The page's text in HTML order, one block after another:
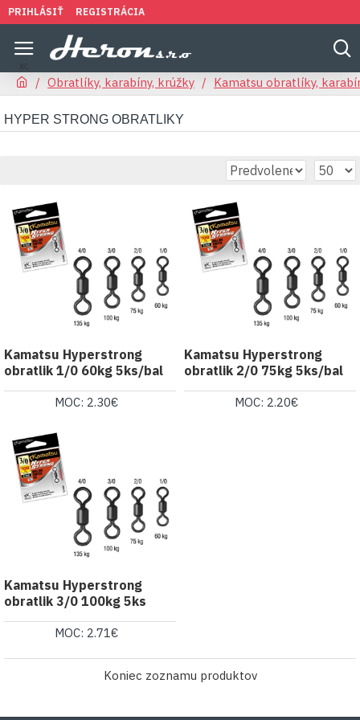
PRIHLÁSIŤ REGISTRÁCIA
Obratlíky, karabíny, krúžky Kamatsu obratlíky,
HYPER STRONG OBRATLIKY
Kamatsu Hyperstrong
obratlik 1/0 60kg 5ks/bal
MOC: 2.30€
Kamatsu Hyperstrong
obratlik 2/0 75kg 5ks/bal
MOC: 2.20€
Kamatsu Hyperstrong
obratlik 3/0 100kg 5ks
MOC: 2.71€
Koniec zoznamu produktov